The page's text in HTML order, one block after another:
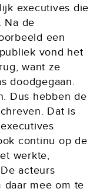
executives die
. Na de
een
vond het
want ze
doodgegaan.
Dus hebben de
Dat is
continu op de
werkte,
acteurs
daar mee om te